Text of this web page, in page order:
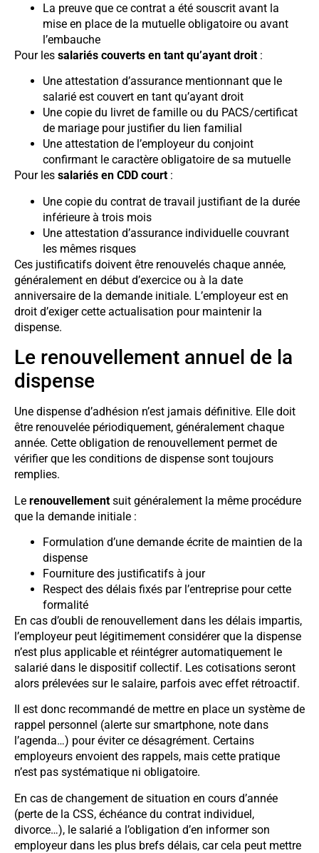
La preuve que ce contrat a été souscrit avant la
mise en place de la mutuelle obligatoire ou avant
l’embauche
Pour les salariés couverts en tant qu’ayant droit :
Une attestation d’assurance mentionnant que le
salarié est couvert en tant qu’ayant droit
Une copie du livret de famille ou du PACS/certificat
de mariage pour justifier du lien familial
Une attestation de l’employeur du conjoint
confirmant le caractère obligatoire de sa mutuelle
Pour les salariés en CDD court :
Une copie du contrat de travail justifiant de la durée
inférieure à trois mois
Une attestation d’assurance individuelle couvrant
les mêmes risques
Ces justificatifs doivent être renouvelés chaque année,
généralement en début d’exercice ou à la date
anniversaire de la demande initiale. L’employeur est en
droit d’exiger cette actualisation pour maintenir la
dispense.
Le renouvellement annuel de la
dispense
Une dispense d’adhésion n’est jamais définitive. Elle doit
être renouvelée périodiquement, généralement chaque
année. Cette obligation de renouvellement permet de
vérifier que les conditions de dispense sont toujours
remplies.
Le renouvellement suit généralement la même procédure
que la demande initiale :
Formulation d’une demande écrite de maintien de la
dispense
Fourniture des justificatifs à jour
Respect des délais fixés par l’entreprise pour cette
formalité
En cas d’oubli de renouvellement dans les délais impartis,
l’employeur peut légitimement considérer que la dispense
n’est plus applicable et réintégrer automatiquement le
salarié dans le dispositif collectif. Les cotisations seront
alors prélevées sur le salaire, parfois avec effet rétroactif.
Il est donc recommandé de mettre en place un système de
rappel personnel (alerte sur smartphone, note dans
l’agenda…) pour éviter ce désagrément. Certains
employeurs envoient des rappels, mais cette pratique
n’est pas systématique ni obligatoire.
En cas de changement de situation en cours d’année
(perte de la CSS, échéance du contrat individuel,
divorce…), le salarié a l’obligation d’en informer son
employeur dans les plus brefs délais, car cela peut mettre